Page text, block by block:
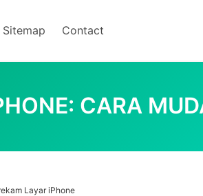
Sitemap Contact
CARA
Layar iPhone